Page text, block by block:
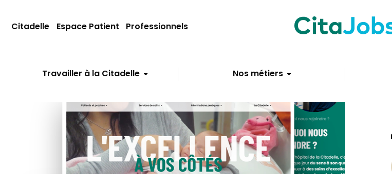
Travailler à la Citadelle Nos métiers
Citadelle Espace Patient Professionnels